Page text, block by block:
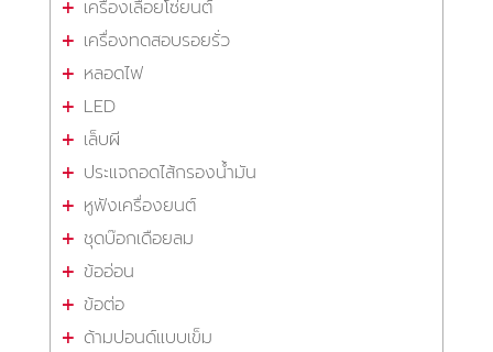
เครื่องเลื่อยโซ่ยนต์
เครื่องทดสอบรอยรั่ว
หลอดไฟ
LED
เล็บผี
ประแจถอดไส้กรองน้ำมัน
หูฟังเครื่องยนต์
ชุดบ๊อกเดือยลม
ข้ออ่อน
ข้อต่อ
ด้ามปอนด์แบบเข็ม